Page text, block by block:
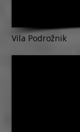
​Vila Podrožnik